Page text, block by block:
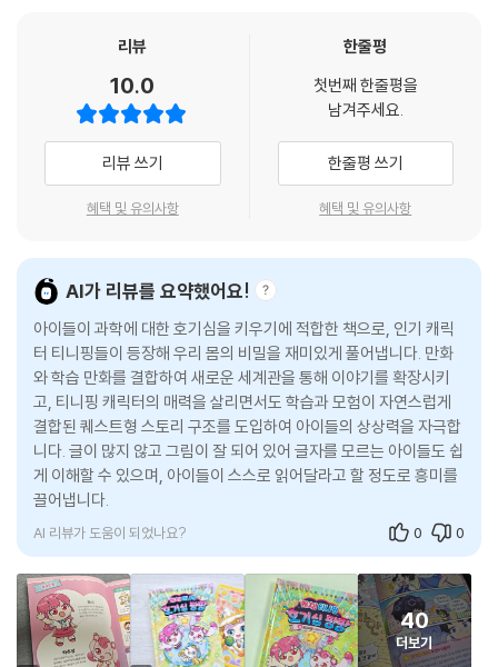
이 펼치는 이 흥미진진한 모험은 아이들의 상상력을 자극하며 이야기 속으
초등 교과부터 생활 상식까지! 재미는 기본, 정보는 필수!
꼬리에 꼬리를 무는 질문을 속 시원하게 해결하는 호기심 학습 콘텐츠!
아이들은 문득 떠오른 호기심부터 어른들도 쉬이 설명하기 어려운 엉뚱하
팡팡〉은 바로 이런 질문들을 이야기 속에서 자연스럽게 풀어내는 호기심
해결 중심 학습만화입니다. 정보를 나열하는 방식이 아니라, 만화 본문 곳
곳에 수록한 호기심 학습 코너를 통해 이야기의 흐름 속에서 자연스럽게
지식을 습득하도록 구성했습니다. 특히 하나의 주제가 다양한 호기심으로
이어지는 구조를 통해, 아이들이 스스로 생각의 고리를 확장하며 사고력을
키울 수 있도록 설계한 것이 두드러지는 특징입니다. 아이들은 흥미진진한
만화를 읽는 과정에서 주제와 연관된 다양한 호기심을 해결하며, 생활 속
상식은 물론, 교과 전반을 아우르는 탄탄한 기초 지식을 자연스럽게 쌓을
수 있게 될 것입니다.
스토리와 학습, 놀이가 하나로!
학부모가 먼저 권하는 확장형 콘텐츠!
〈캐치! 티니핑 호기심 팡팡〉은 단순히 읽고 끝나는 책이 아니라, 읽은 뒤 한
번 더 이해하고 즐기는 확장형 학습 콘텐츠로 구성되어 있습니다. 각 장의
말미에는 해당 장에서 다룬 내용을 더욱 깊이 이해할 수 있도록 돕는 심화
리뷰
10.0
리뷰 쓰기
혜택 및 유의사항
한줄평
첫번째 한줄평을
남겨주세요.
한줄평 쓰기
혜택 및 유의사항
AI가 리뷰를 요약했어요!
아이들이 과학에 대한 호기심을 키우기에 적합한 책으로, 인기 캐릭
터 티니핑들이 등장해 우리 몸의 비밀을 재미있게 풀어냅니다. 만화
와 학습 만화를 결합하여 새로운 세계관을 통해 이야기를 확장시키
고, 티니핑 캐릭터의 매력을 살리면서도 학습과 모험이 자연스럽게
결합된 퀘스트형 스토리 구조를 도입하여 아이들의 상상력을 자극합
니다. 글이 많지 않고 그림이 잘 되어 있어 글자를 모르는 아이들도 쉽
게 이해할 수 있으며, 아이들이 스스로 읽어달라고 할 정도로 흥미를
끌어냅니다.
AI 리뷰가 도움이 되었나요? 0 0
40
더보기